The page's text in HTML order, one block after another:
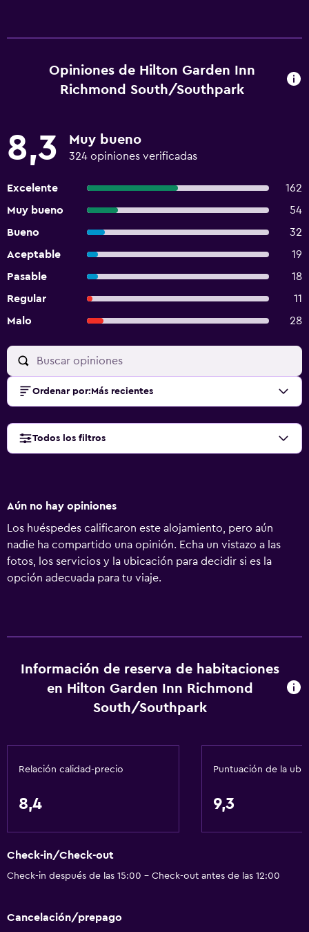
Opiniones de Hilton Garden Inn
Richmond South/Southpark
8,3 Muy bueno
324 opiniones verificadas
Excelente
162
Muy bueno
54
Bueno
32
Aceptable
19
Pasable
18
Regular
11
Malo
28
Ordenar por: Más recientes
Todos los filtros
Aún no hay opiniones
Los huéspedes calificaron este alojamiento, pero aún
nadie ha compartido una opinión. Echa un vistazo a las
fotos, los servicios y la ubicación para decidir si es la
opción adecuada para tu viaje.
Información de reserva de habitaciones
en Hilton Garden Inn Richmond
South/Southpark
Relación calidad-precio
8,4
Puntuación de la
9,3
Check-in/Check-out
Check-in después de las 15:00 - Check-out antes de las 12:00
Cancelación/prepago